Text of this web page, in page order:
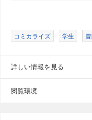
コミカライズ 学生
詳しい情報を見る
閲覧環境